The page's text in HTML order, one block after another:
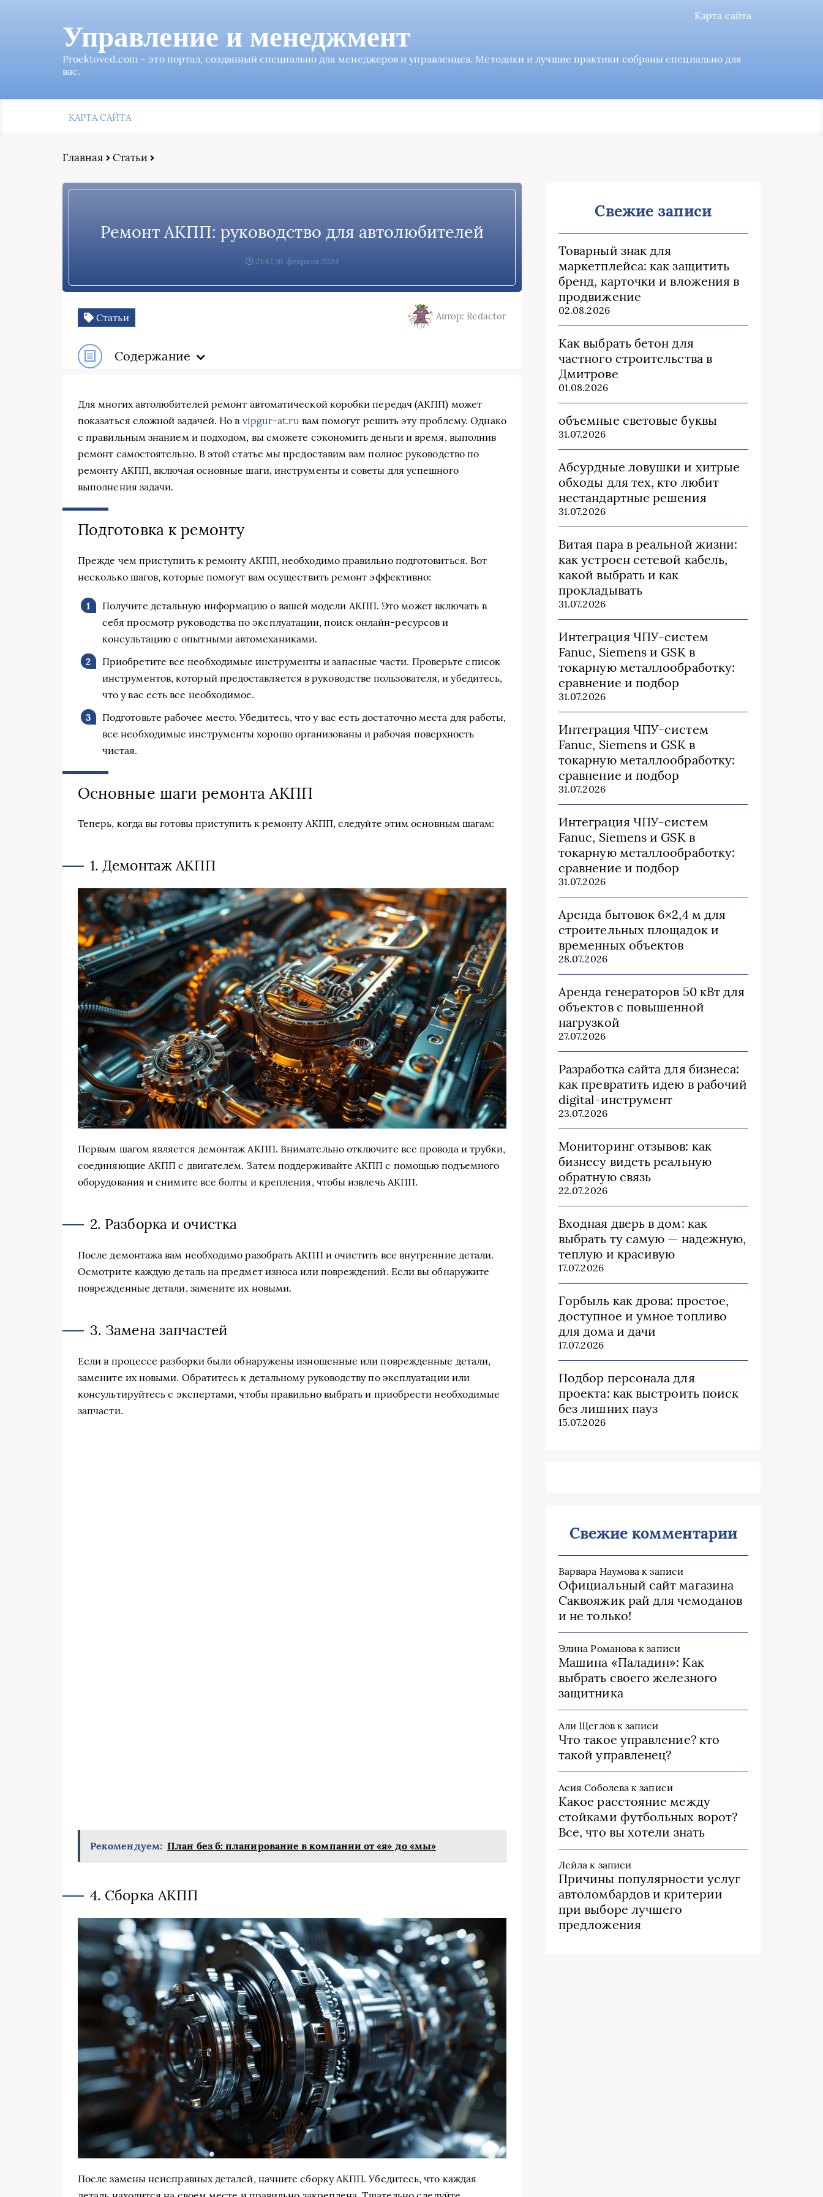
Карта сайта
Управление и менеджмент
Proektoved.com – это портал, созданный специально для менеджеров и управленцев. Методики и лучшие практики собраны специально для
вас.
КАРТА САЙТА
Главная Статьи
Ремонт АКПП: руководство для автолюбителей
21:47, 16 февраля 2024
Статьи Автор: Redactor
Содержание
Для многих автолюбителей ремонт автоматической коробки передач (АКПП) может
показаться сложной задачей. Но в vipgur-at.ru вам помогут решить эту проблему. Однако
с правильным знанием и подходом, вы сможете сэкономить деньги и время, выполнив
ремонт самостоятельно. В этой статье мы предоставим вам полное руководство по
ремонту АКПП, включая основные шаги, инструменты и советы для успешного
выполнения задачи.
Подготовка к ремонту
Прежде чем приступить к ремонту АКПП, необходимо правильно подготовиться. Вот
несколько шагов, которые помогут вам осуществить ремонт эффективно:
Получите детальную информацию о вашей модели АКПП. Это может включать в
себя просмотр руководства по эксплуатации, поиск онлайн-ресурсов и
консультацию с опытными автомеханиками.
Приобретите все необходимые инструменты и запасные части. Проверьте список
инструментов, который предоставляется в руководстве пользователя, и убедитесь,
что у вас есть все необходимое.
Подготовьте рабочее место. Убедитесь, что у вас есть достаточно места для работы,
все необходимые инструменты хорошо организованы и рабочая поверхность
чистая.
Основные шаги ремонта АКПП
Теперь, когда вы готовы приступить к ремонту АКПП, следуйте этим основным шагам:
1. Демонтаж АКПП
Первым шагом является демонтаж АКПП. Внимательно отключите все провода и трубки,
соединяющие АКПП с двигателем. Затем поддерживайте АКПП с помощью подъемного
оборудования и снимите все болты и крепления, чтобы извлечь АКПП.
2. Разборка и очистка
После демонтажа вам необходимо разобрать АКПП и очистить все внутренние детали.
Осмотрите каждую деталь на предмет износа или повреждений. Если вы обнаружите
поврежденные детали, замените их новыми.
3. Замена запчастей
Если в процессе разборки были обнаружены изношенные или поврежденные детали,
замените их новыми. Обратитесь к детальному руководству по эксплуатации или
консультируйтесь с экспертами, чтобы правильно выбрать и приобрести необходимые
запчасти.
Рекомендуем: План без б: планирование в компании от «я» до «мы»
4. Сборка АКПП
После замены неисправных деталей, начните сборку АКПП. Убедитесь, что каждая
Свежие записи
Товарный знак для
маркетплейса: как защитить
бренд, карточки и вложения в
продвижение
02.08.2026
Как выбрать бетон для
частного строительства в
Дмитрове
01.08.2026
объемные световые буквы
31.07.2026
Абсурдные ловушки и хитрые
обходы для тех, кто любит
нестандартные решения
31.07.2026
Витая пара в реальной жизни:
как устроен сетевой кабель,
какой выбрать и как
прокладывать
31.07.2026
Интеграция ЧПУ-систем
Fanuc, Siemens и GSK в
токарную металлообработку:
сравнение и подбор
31.07.2026
Интеграция ЧПУ-систем
Fanuc, Siemens и GSK в
токарную металлообработку:
сравнение и подбор
31.07.2026
Интеграция ЧПУ-систем
Fanuc, Siemens и GSK в
токарную металлообработку:
сравнение и подбор
31.07.2026
Аренда бытовок 6×2,4 м для
строительных площадок и
временных объектов
28.07.2026
Аренда генераторов 50 кВт для
объектов с повышенной
нагрузкой
27.07.2026
Разработка сайта для бизнеса:
как превратить идею в рабочий
digital-инструмент
23.07.2026
Мониторинг отзывов: как
бизнесу видеть реальную
обратную связь
22.07.2026
Входная дверь в дом: как
выбрать ту самую — надежную,
теплую и красивую
17.07.2026
Горбыль как дрова: простое,
доступное и умное топливо
для дома и дачи
17.07.2026
Подбор персонала для
проекта: как выстроить поиск
без лишних пауз
15.07.2026
Свежие комментарии
Варвара Наумова к записи
Официальный сайт магазина
Саквояжик рай для чемоданов
и не только!
Элина Романова к записи
Машина «Паладин»: Как
выбрать своего железного
защитника
Али Щегловк записи
Что такое управление? кто
такой управленец?
Асия Соболева к записи
Какое расстояние между
стойками футбольных ворот?
Все, что вы хотели знать
Лейла к записи
Причины популярности услуг
автоломбардов и критерии
при выборе лучшего
предложения